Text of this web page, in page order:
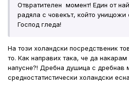
Отвратителен момент! Един от
радяла с човекът, който унищожи
Господ гледа!
На този холандски посредственик
то. Как направих така, че да
напусне?! Дребна душица с дребнав
средностатистически холандски